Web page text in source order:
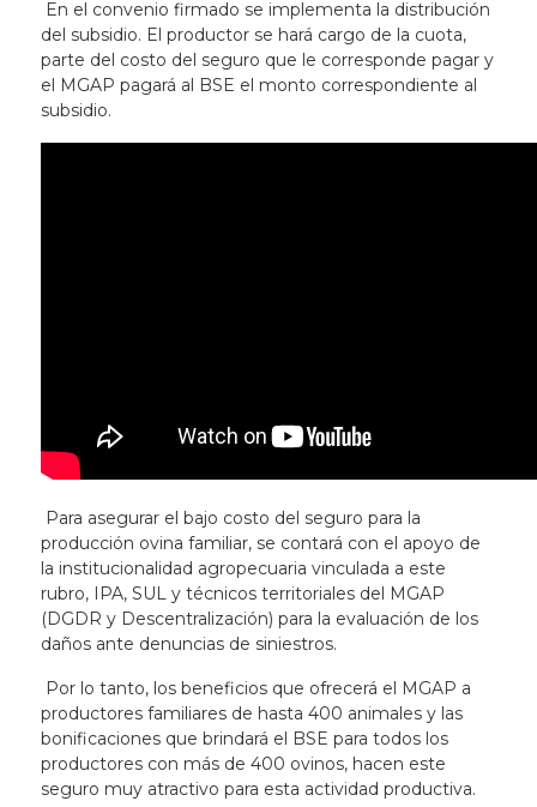
En el convenio firmado se implementa la distribución
del subsidio. El productor se hará cargo de la cuota,
parte del costo del seguro que le corresponde pagar y
el MGAP pagará al BSE el monto correspondiente al
subsidio.
Para asegurar el bajo costo del seguro para la
producción ovina familiar, se contará con el apoyo de
la institucionalidad agropecuaria vinculada a este
rubro, IPA, SUL y técnicos territoriales del MGAP
(DGDR y Descentralización) para la evaluación de los
daños ante denuncias de siniestros.
Por lo tanto, los beneficios que ofrecerá el MGAP a
productores familiares de hasta 400 animales y las
bonificaciones que brindará el BSE para todos los
productores con más de 400 ovinos, hacen este
seguro muy atractivo para esta actividad productiva.